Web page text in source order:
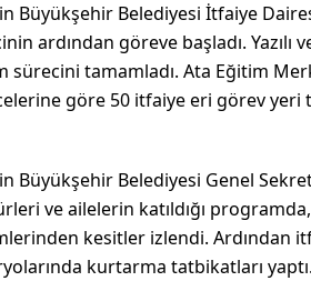
Büyükşehir Belediyesi İtfaiye
ardından göreve başladı. Yazılı
sürecini tamamladı. Ata Eğitim
göre 50 itfaiye eri görev yeri
Büyükşehir Belediyesi Genel
ve ailelerin katıldığı
kesitler izlendi. Ardından
kurtarma tatbikatları